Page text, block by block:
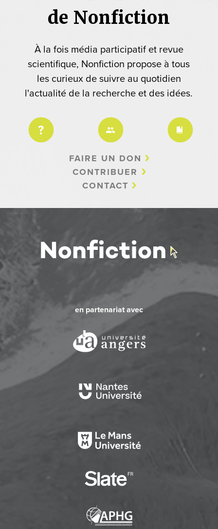
de Nonfiction
À la fois média participatif et revue
scientifique, Nonfiction propose à tous
les curieux de suivre au quotidien
l'actualité de la recherche et des idées.
FAIRE UN DON
CONTRIBUER
CONTACT
en partenariat avec